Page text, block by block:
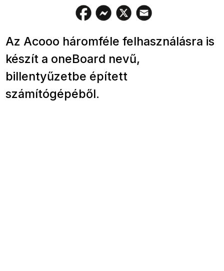
Az Acooo háromféle felhasználásra is
készít a oneBoard nevű,
billentyűzetbe épített
számítógépéből.